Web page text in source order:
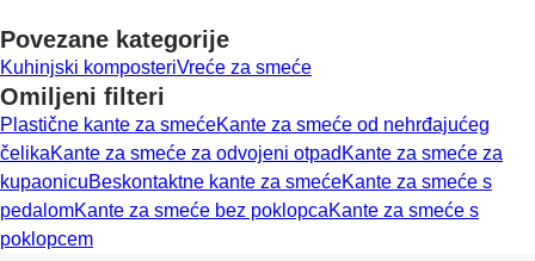
Povezane kategorije
Kuhinjski komposteriVreće za smeće
Omiljeni filteri
Plastične kante za smećeKante za smeće od nehrđajućeg
čelikaKante za smeće za odvojeni otpad Kante za smeće za
kupaonicuBeskontaktne kante za smećeKante za smeće s
pedalomKante za smeće bez poklopcaKante za smeće s
poklopcem